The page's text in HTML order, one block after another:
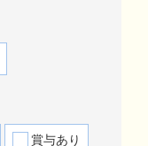
賞与あり